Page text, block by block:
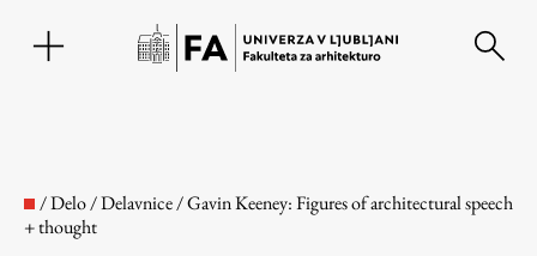
/Delo/Delavnice/Gavin Keeney: Figures of architectural speech
+ thought